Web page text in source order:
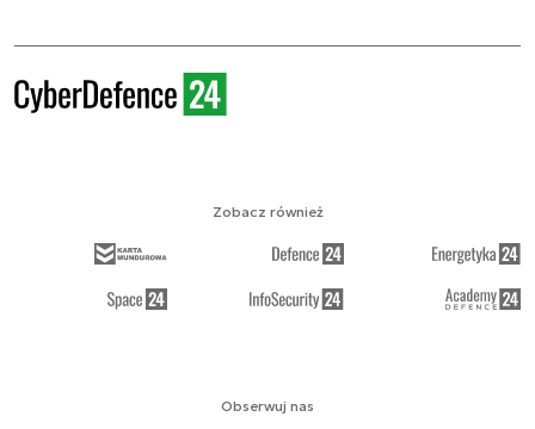
Obserwuj nas
Zobacz również